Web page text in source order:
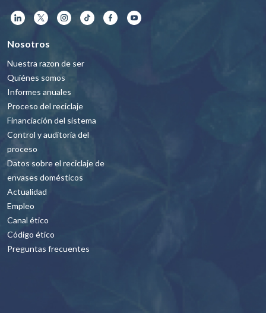
Nosotros
Nuestra razon de ser
Quiénes somos
Informes anuales
Proceso del reciclaje
Financiación del sistema
Control y auditoría del
proceso
Datos sobre el reciclaje de
envases domésticos
Actualidad
Empleo
Canal ético
Código ético
Preguntas frecuentes